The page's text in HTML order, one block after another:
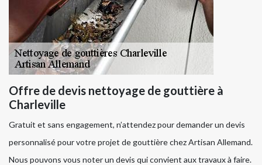
Offre de devis nettoyage de gouttière à
Charleville
Gratuit et sans engagement, n’attendez pour demander un devis
personnalisé pour votre projet de gouttière chez Artisan Allemand.
Nous pouvons vous noter un devis qui convient aux travaux à faire.